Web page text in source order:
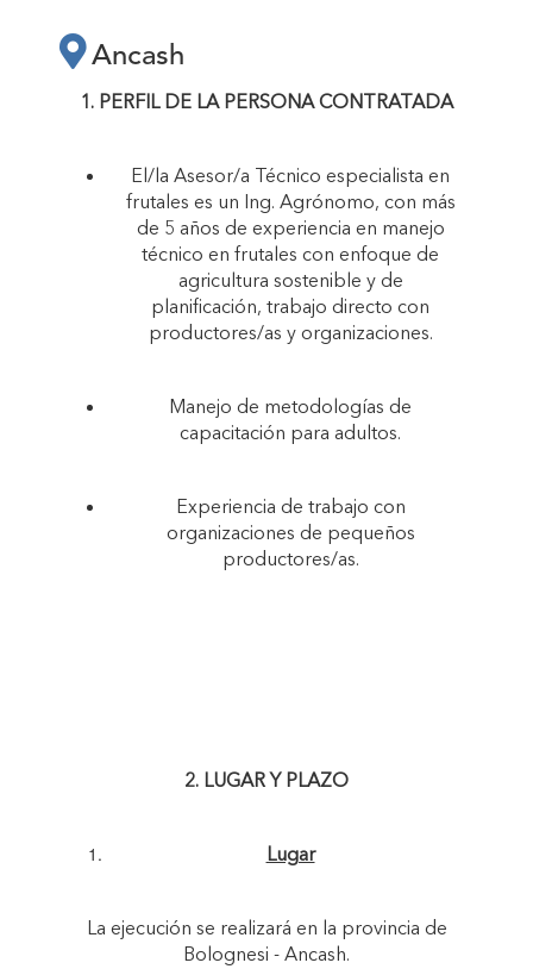
Ancash
1. PERFIL DE LA PERSONA CONTRATADA
El/la Asesor/a Técnico especialista en
frutales es un Ing. Agrónomo, con más
de 5 años de experiencia en manejo
técnico en frutales con enfoque de
agricultura sostenible y de
planificación, trabajo directo con
productores/as y organizaciones.
Manejo de metodologías de
capacitación para adultos.
Experiencia de trabajo con
organizaciones de pequeños
productores/as.
2. LUGAR Y PLAZO
Lugar
La ejecución se realizará en la provincia de
Bolognesi - Ancash.